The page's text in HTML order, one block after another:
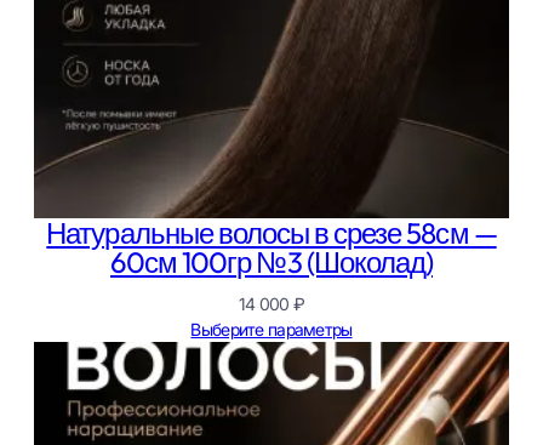
Натуральные волосы в срезе 58см —
60см 100гр №3 (Шоколад)
14 000 ₽
Выберите параметры